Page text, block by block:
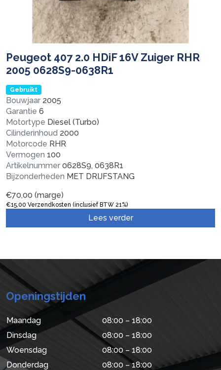
Peugeot 407 2.0 HDiF 16V Zuiger RHR
2005 0628S9-0638R1
Gebruikt
Bouwjaar 2005
Garantie 6
Motortype Diesel (Turbo)
Cilinderinhoud 2000
Motorcode RHR
Vermogen 100
Artikelnummer 0628S9, 0638R1
Bijzonderheden MET DRIJFSTANG
€70,00 (marge)
€15,00 Verzendkosten (inclusief BTW 21%)
Lees verder
Openingstijden
Maandag
08:00 – 18:00
Dinsdag
08:00 – 18:00
Woensdag
08:00 – 18:00
Donderdag
08:00 – 18:00